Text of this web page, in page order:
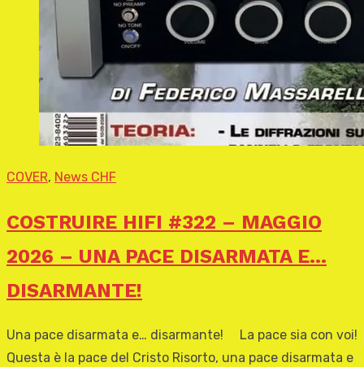
COVER, News CHF
COSTRUIRE HIFI #322 – MAGGIO
2026 – UNA PACE DISARMATA E…
DISARMANTE!
Una pace disarmata e… disarmante! La pace sia con voi!
Questa è la pace del Cristo Risorto, una pace disarmata e